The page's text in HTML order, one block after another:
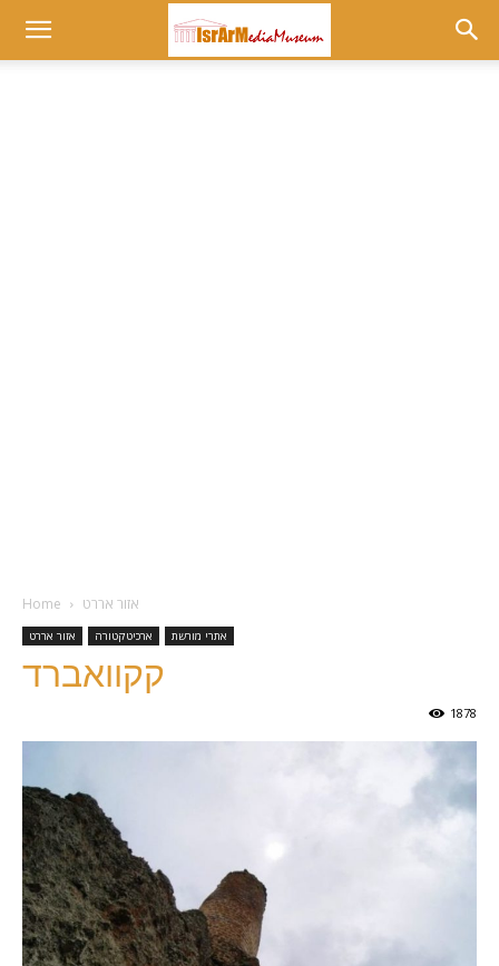
Museum
Home אזור אררט
אזור אררט ארכיטקטורה אתרי מורשת
קקוואברד
1878